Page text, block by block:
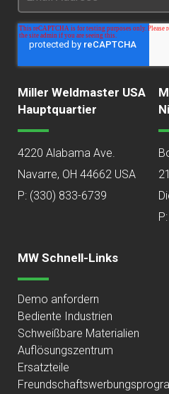
Miller Weldmaster USA
Hauptquartier
4220 Alabama Ave.
Navarre, OH 44662 USA
P: (330) 833-6739
MW Schnell-Links
Demo anfordern
Bediente Industrien
Schweißbare Materialien
Auflösungszentrum
Ersatzteile